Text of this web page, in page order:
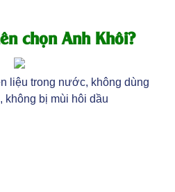
chọn Anh Khôi?
liệu trong nước, không dùng
không bị mùi hôi dầu